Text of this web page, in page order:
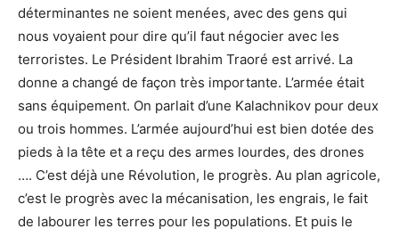
déterminantes ne soient menées, avec des gens qui
nous voyaient pour dire qu’il faut négocier avec les
terroristes. Le Président Ibrahim Traoré est arrivé. La
donne a changé de façon très importante. L’armée était
sans équipement. On parlait d’une Kalachnikov pour deux
ou trois hommes. L’armée aujourd’hui est bien dotée des
pieds à la tête et a reçu des armes lourdes, des drones
…. C’est déjà une Révolution, le progrès. Au plan agricole,
c’est le progrès avec la mécanisation, les engrais, le fait
de labourer les terres pour les populations. Et puis le